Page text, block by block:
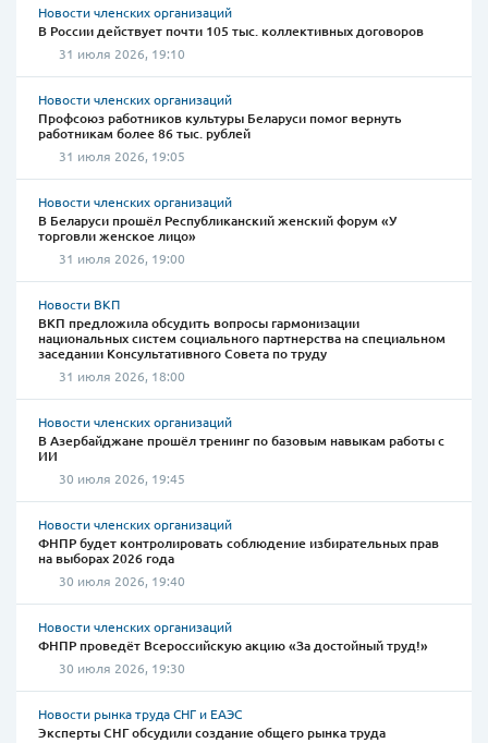
Новости членских организаций
В России действует почти 105 тыс. коллективных договоров
31 июля 2026, 19:10
Новости членских организаций
Профсоюз работников культуры Беларуси помог вернуть
работникам более 86 тыс. рублей
31 июля 2026, 19:05
Новости членских организаций
В Беларуси прошёл Республиканский женский форум «У
торговли женское лицо»
31 июля 2026, 19:00
Новости ВКП
ВКП предложила обсудить вопросы гармонизации
национальных систем социального партнерства на специальном
заседании Консультативного Совета по труду
31 июля 2026, 18:00
Новости членских организаций
В Азербайджане прошёл тренинг по базовым навыкам работы с
ИИ
30 июля 2026, 19:45
Новости членских организаций
ФНПР будет контролировать соблюдение избирательных прав
на выборах 2026 года
30 июля 2026, 19:40
Новости членских организаций
ФНПР проведёт Всероссийскую акцию «За достойный труд!»
30 июля 2026, 19:30
Новости рынка труда СНГ и ЕАЭС
Эксперты СНГ обсудили создание общего рынка труда